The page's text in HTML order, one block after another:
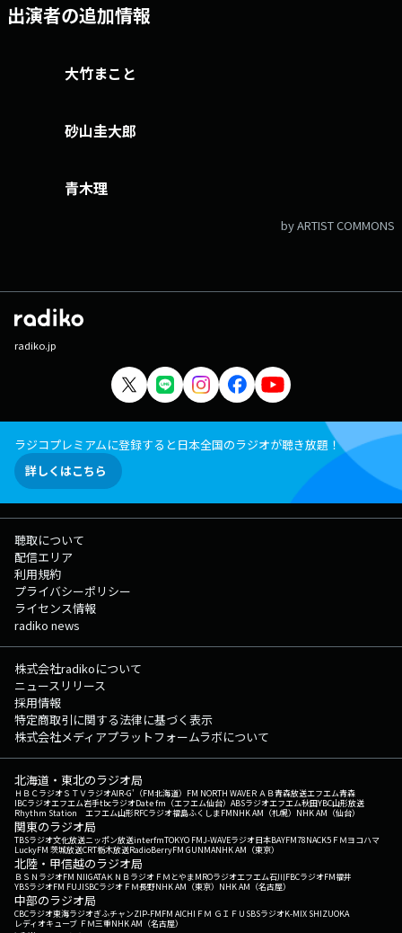
golden@joqr.net 文化放送公式X（旧Twitter）アカウントは
「https://www.facebook.com/1134joqr」 文化放送公式LINEは
「@joqr_916」
出演者の追加情報
大竹まこと
砂山圭大郎
青木理
by ARTIST COMMONS
radiko.jp
ラジコプレミアムに登録すると日本全国のラジオが聴き放題！
詳しくはこちら
聴取について
配信エリア
利用規約
プライバシーポリシー
ライセンス情報
radiko news
株式会社radikoについて
ニュースリリース
採用情報
特定商取引に関する法律に基づく表示
株式会社メディアプラットフォームラボについて
北海道・東北のラジオ局
ＨＢＣラジオＳＴＶラジオAIR-G'（FM北海道） FM NORTH WAVEＲＡＢ青森放送エフエム青森
IBCラジオエフエム岩手tbcラジオDate fm（エフエム仙台） ABSラジオエフエム秋田YBC山形放送
Rhythm Station エフエム山形RFCラジオ福島ふくしまFMNHK AM（札幌） NHK AM（仙台）
関東のラジオ局
TBSラジオ文化放送ニッポン放送interfmTOKYO FMJ-WAVEラジオ日本BAYFM78NACK5 ＦＭヨコハマ
LuckyFM 茨城放送CRT栃木放送RadioBerryFM GUNMANHK AM（東京）
北陸・甲信越のラジオ局
ＢＳＮラジオFM NIIGATAＫＮＢラジオ ＦＭとやまMROラジオエフエム石川FBCラジオFM福井
YBSラジオFM FUJISBCラジオ ＦＭ長野NHK AM（東京） NHK AM（名古屋）
中部のラジオ局
CBCラジオ東海ラジオぎふチャンZIP-FMFM AICHI ＦＭ ＧＩＦＵ SBSラジオK-MIX SHIZUOKA
レディオキューブ ＦＭ三重NHK AM（名古屋）